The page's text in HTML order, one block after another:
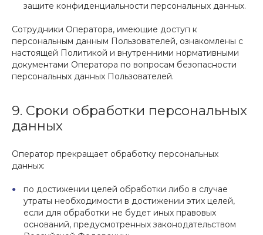
защите конфиденциальности персональных данных.
Сотрудники Оператора, имеющие доступ к
персональным данным Пользователей, ознакомлены с
настоящей Политикой и внутренними нормативными
документами Оператора по вопросам безопасности
персональных данных Пользователей.
9. Сроки обработки персональных
данных
Оператор прекращает обработку персональных
данных:
по достижении целей обработки либо в случае
утраты необходимости в достижении этих целей,
если для обработки не будет иных правовых
оснований, предусмотренных законодательством